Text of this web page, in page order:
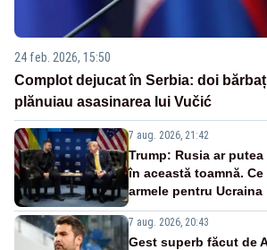
24 feb. 2026, 15:50
Complot dejucat în Serbia: doi
plănuiau asasinarea lui Vučić
7 aug. 2026, 21:42
Trump: Rusia ar
în această toamnă.
armele pentru Ucraina
7 aug. 2026, 20:43
Gest superb făcut de